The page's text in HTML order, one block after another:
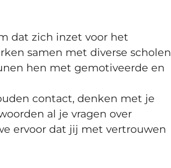
dat zich inzet voor het
samen met diverse scholen
hen met gemotiveerde en
contact, denken met je
al je vragen over
ervoor dat jij met vertrouwen